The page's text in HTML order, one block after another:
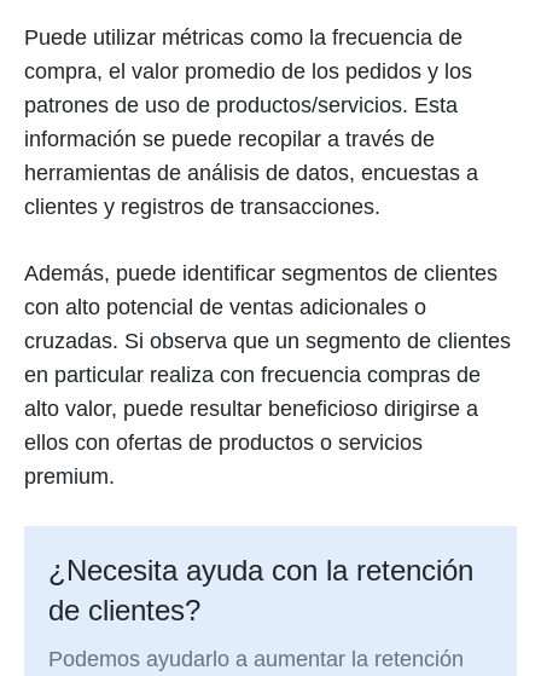
Puede utilizar métricas como la frecuencia de
compra, el valor promedio de los pedidos y los
patrones de uso de productos/servicios. Esta
información se puede recopilar a través de
herramientas de análisis de datos, encuestas a
clientes y registros de transacciones.
Además, puede identificar segmentos de clientes
con alto potencial de ventas adicionales o
cruzadas. Si observa que un segmento de clientes
en particular realiza con frecuencia compras de
alto valor, puede resultar beneficioso dirigirse a
ellos con ofertas de productos o servicios
premium.
¿Necesita ayuda con la retención
de clientes?
Podemos ayudarlo a aumentar la retención